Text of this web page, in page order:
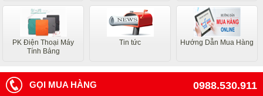
PK Điện Thoại Máy
Tính Bảng
Tin tức Hướng Dẫn Mua Hàng
0988.530.911
GỌI MUA HÀNG